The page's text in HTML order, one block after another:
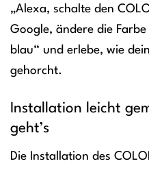
„Alexa, schalte den
Google, ändere die
blau“ und erlebe, wie
gehorcht.
Installation leicht
geht’s
Die Installation des